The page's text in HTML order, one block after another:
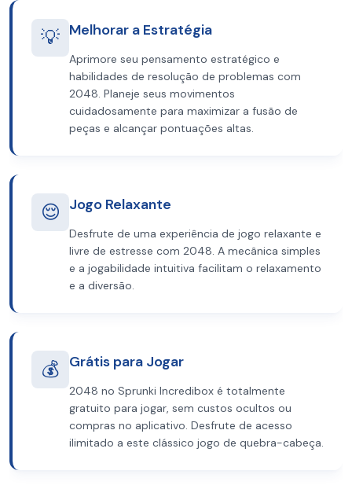
💡 Melhorar a Estratégia
Aprimore seu pensamento estratégico e
habilidades de resolução de problemas com
2048. Planeje seus movimentos
cuidadosamente para maximizar a fusão de
peças e alcançar pontuações altas.
😌 Jogo Relaxante
Desfrute de uma experiência de jogo relaxante e
livre de estresse com 2048. A mecânica simples
e a jogabilidade intuitiva facilitam o relaxamento
e a diversão.
💰 Grátis para Jogar
2048 no Sprunki Incredibox é totalmente
gratuito para jogar, sem custos ocultos ou
compras no aplicativo. Desfrute de acesso
ilimitado a este clássico jogo de quebra-cabeça.